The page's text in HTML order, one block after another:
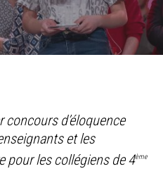
concours d’éloquence
et les
pour les collégiens de 4ème